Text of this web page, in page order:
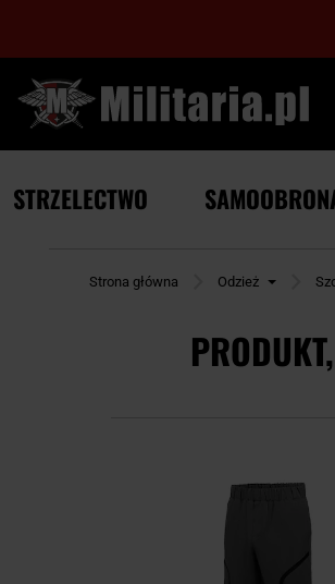
STRZELECTWO
Strona główna Odzież